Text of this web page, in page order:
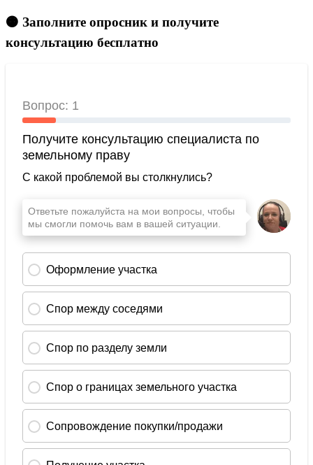
🟠 Заполните опросник и получите
консультацию бесплатно